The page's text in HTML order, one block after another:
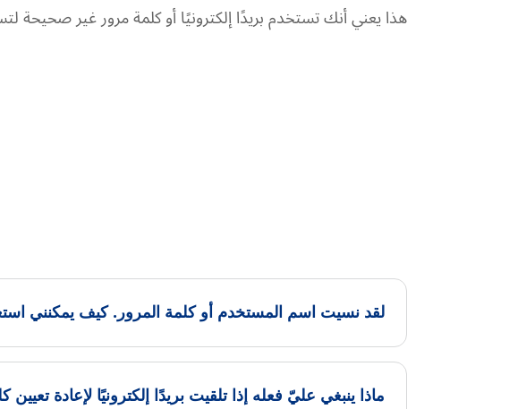
هذا يعني أنك تستخدم بريدًا إلكترونيًا أو كلمة مرور غير
لقد نسيت اسم المستخدم أو كلمة المرور. كيف يمكنني
ماذا ينبغي عليّ فعله إذا تلقيت بريدًا إلكترونيًا لإعادة